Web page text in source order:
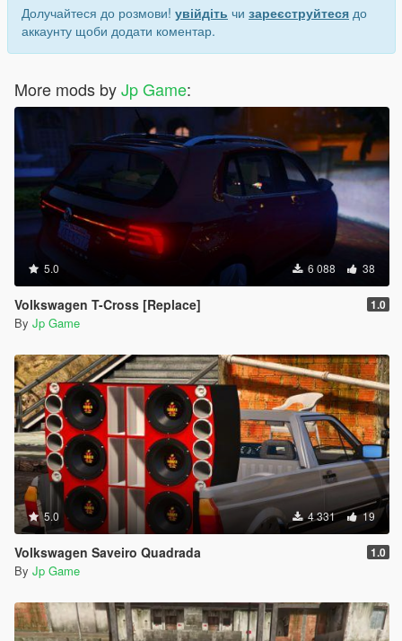
Долучайтеся до розмови! увійдіть чи зареєструйтеся до
аккаунту щоби додати коментар.
More mods byJp Game:
5.0 6 088 38
Volkswagen T-Cross [Replace] 1.0
By Jp Game
5.0 4 331 19
Volkswagen Saveiro Quadrada 1.0
By Jp Game